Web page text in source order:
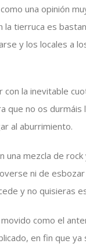
una opinión
tierruca es
y los locales a
con la inevitable
que no os
al aburrimiento.
una mezcla de rock
ni de
y no quisieras
como el
en fin que